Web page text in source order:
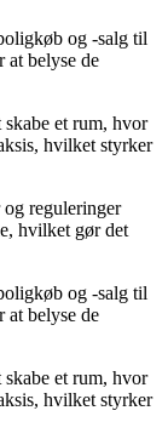
og -salg til
at belyse de
et rum, hvor
hvilket styrker
reguleringer
hvilket gør det
og -salg til
at belyse de
et rum, hvor
hvilket styrker